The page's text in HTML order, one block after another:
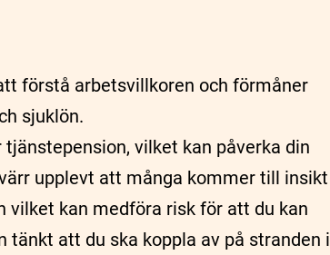
förstå arbetsvillkoren och förmåner
sjuklön.
vilket kan påverka din
upplevt att många kommer till insikt
vilket kan medföra risk för att du kan
att du ska koppla av på stranden i